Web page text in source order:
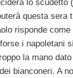
lo scudetto
questa sera
risponde
i napoletani
la mano
bianconeri. A